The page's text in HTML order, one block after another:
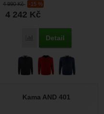
4 990Kč -15 %
4 242 Kč
Porovnat
Detail
volný čas. Tento...
Kama AND 401